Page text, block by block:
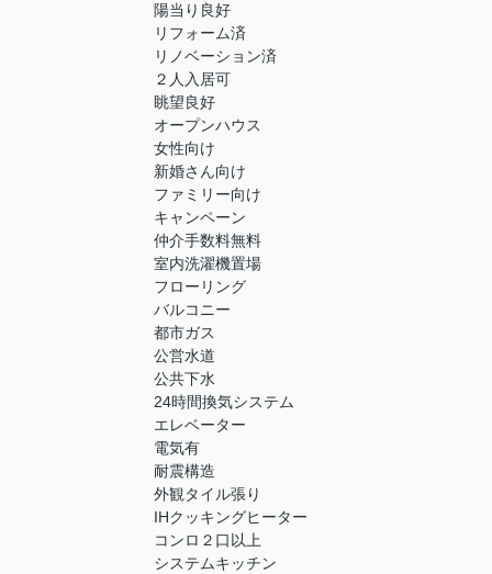
陽当り良好
リフォーム済
リノベーション済
２人入居可
眺望良好
オープンハウス
女性向け
新婚さん向け
ファミリー向け
キャンペーン
仲介手数料無料
室内洗濯機置場
フローリング
バルコニー
都市ガス
公営水道
公共下水
24時間換気システム
エレベーター
電気有
耐震構造
外観タイル張り
IHクッキングヒーター
コンロ２口以上
システムキッチン